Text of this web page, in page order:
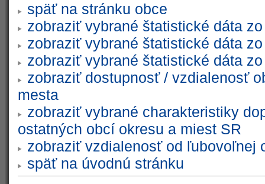
späť na stránku obce
zobraziť vybrané štatistické dáta
zobraziť vybrané štatistické dáta
zobraziť vybrané štatistické dáta
zobraziť dostupnosť / vzdialenosť
mesta
zobraziť vybrané charakteristiky
ostatných obcí okresu a miest SR
zobraziť vzdialenosť od ľubovoľnej
späť na úvodnú stránku